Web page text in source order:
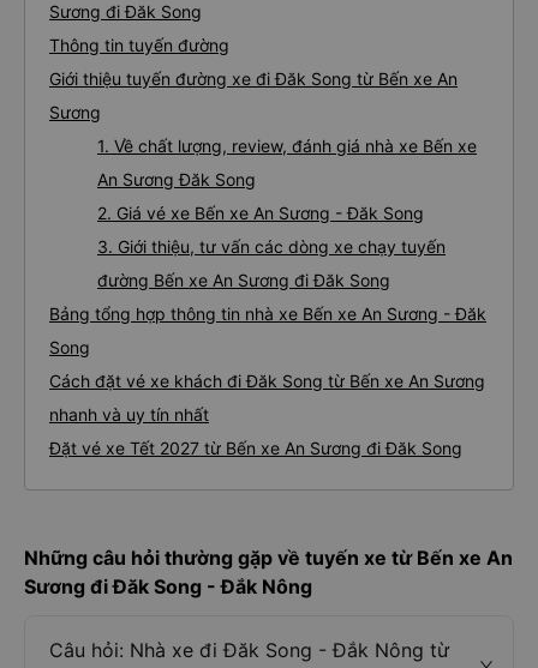
Sương đi Đăk Song
Thông tin tuyến đường
Giới thiệu tuyến đường xe đi Đăk Song từ Bến xe An
Sương
1. Về chất lượng, review, đánh giá nhà xe Bến xe
An Sương Đăk Song
2. Giá vé xe Bến xe An Sương - Đăk Song
3. Giới thiệu, tư vấn các dòng xe chạy tuyến
đường Bến xe An Sương đi Đăk Song
Bảng tổng hợp thông tin nhà xe Bến xe An Sương - Đăk
Song
Cách đặt vé xe khách đi Đăk Song từ Bến xe An Sương
nhanh và uy tín nhất
Đặt vé xe Tết 2027 từ Bến xe An Sương đi Đăk Song
Những câu hỏi thường gặp về tuyến xe từ Bến xe An
Sương đi Đăk Song - Đắk Nông
Câu hỏi: Nhà xe đi Đăk Song - Đắk Nông từ